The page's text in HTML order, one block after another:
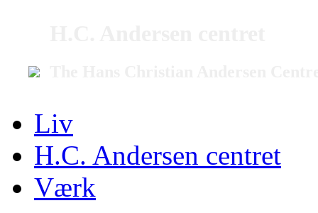
Liv
H.C. Andersen centret
Værk